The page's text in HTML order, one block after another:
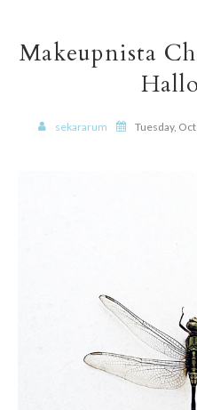
Makeupnista
sekararum Tuesday,